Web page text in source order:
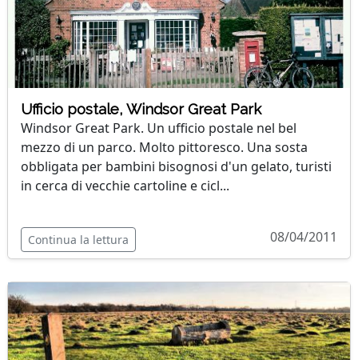
Ufficio postale, Windsor Great Park
Windsor Great Park. Un ufficio postale nel bel
mezzo di un parco. Molto pittoresco. Una sosta
obbligata per bambini bisognosi d'un gelato, turisti
in cerca di vecchie cartoline e cicl...
Continua la lettura 08/04/2011